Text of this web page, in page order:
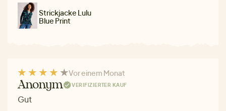
Strickjacke Lulu
Blue Print
Vor einem Monat
Anonym VERIFIZIERTER KAUF
Gut